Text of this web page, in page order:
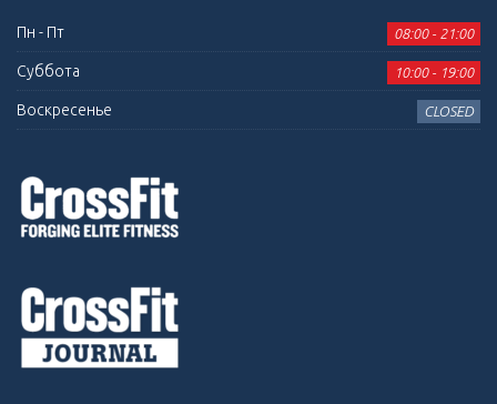
Пн - Пт 08:00 - 21:00
Суббота 10:00 - 19:00
Воскресенье CLOSED